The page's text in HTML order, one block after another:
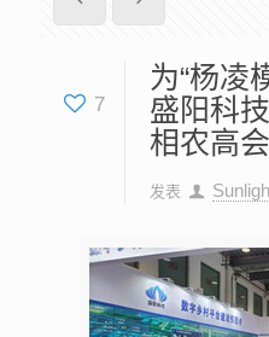
7
为“杨凌
盛阳科
相农高会
发表